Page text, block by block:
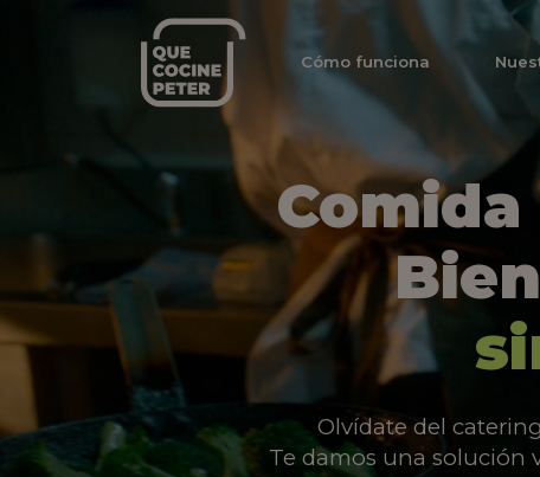
Cómo funciona
Olvídate del
Te damos una solución